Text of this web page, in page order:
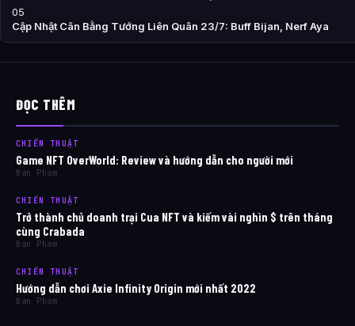
05
Cập Nhật Cân Bằng Tướng Liên Quân 23/7: Buff Bijan, Nerf Aya
ĐỌC THÊM
CHIẾN THUẬT
Game NFT OverWorld: Review và hướng dẫn cho người mới
Ban Pham
CHIẾN THUẬT
Trở thành chủ doanh trại Cua NFT và kiếm vài nghìn $ trên tháng
cùng Crabada
Ban Pham
CHIẾN THUẬT
Hướng dẫn chơi Axie Infinity Origin mới nhất 2022
Ban Pham